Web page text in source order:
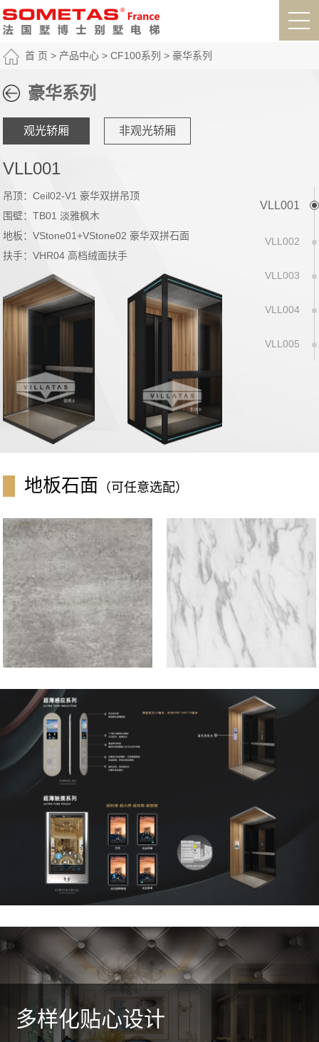
首 页 > 产品中心 >CF100系列 > 豪华系列
豪华系列
观光轿厢 非观光轿厢
VLL001
VLL002
VLL003
VLL004
VLL005
VLL001
吊顶：Ceil02-V1 豪华双拼吊顶
围壁：TB01 淡雅枫木
地板：VStone01+VStone02 豪华双拼石面
扶手：VHR04 高档绒面扶手
地板石面 （可任意选配）
多样化贴心设计